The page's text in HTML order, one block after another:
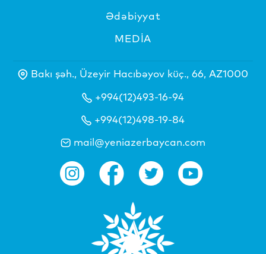
Ədəbiyyat
MEDİA
Bakı şəh., Üzeyir Hacıbəyov küç., 66, AZ1000
+994(12)493-16-94
+994(12)498-19-84
mail@yeniazerbaycan.com